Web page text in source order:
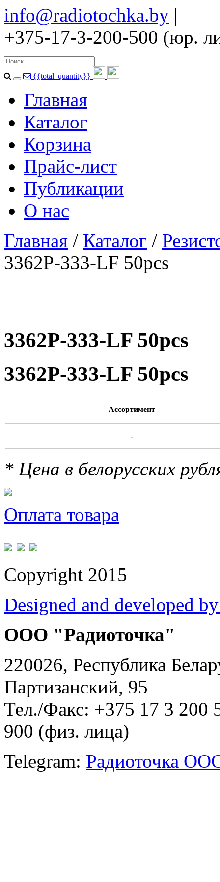
info@radiotochka.by |
+375-17-3-200-500 (юр.
{{total_quantity}}
Главная
Каталог
Корзина
Прайс-лист
Публикации
О нас
Главная / Каталог /
3362P-333-LF 50pcs
3362P-333-LF 50pcs
3362P-333-LF 50pcs
Ассортимент
-
* Цена в белорусских
Оплата товара
Copyright 2015
Designed and developed
ООО "Радиоточка"
220026, Республика
Партизанский, 95
Тел./Факс: +375 17 3
900 (физ. лица)
Telegram: Радиоточка